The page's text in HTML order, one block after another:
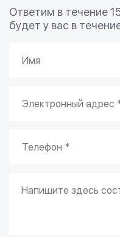
Ответим в течение
будет у вас в